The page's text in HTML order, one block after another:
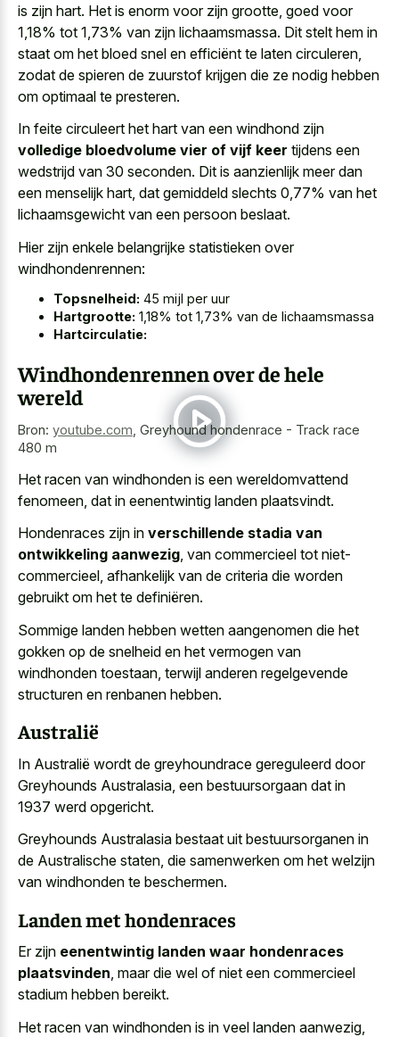
is zijn hart. Het is enorm voor zijn grootte, goed voor
1,18% tot 1,73% van zijn lichaamsmassa. Dit stelt hem in
staat om het bloed snel en efficiënt te laten circuleren,
zodat de spieren de zuurstof krijgen die ze nodig hebben
om optimaal te presteren.
In feite circuleert het hart van een windhond zijn
volledige bloedvolume vier of vijf keer tijdens een
wedstrijd van 30 seconden. Dit is aanzienlijk meer dan
een menselijk hart, dat gemiddeld slechts 0,77% van het
lichaamsgewicht van een persoon beslaat.
Hier zijn enkele belangrijke statistieken over
windhondenrennen:
Topsnelheid: 45 mijl per uur
Hartgrootte: 1,18% tot 1,73% van de lichaamsmassa
Hartcirculatie:
Windhondenrennen over de hele
wereld
Bron: youtube.com Greyhound hondenrace - Track race
480 m
Het racen van windhonden is een wereldomvattend
fenomeen, dat in eenentwintig landen plaatsvindt.
Hondenraces zijn in verschillende stadia van
ontwikkeling aanwezig, van commercieel tot niet-
commercieel, afhankelijk van de criteria die worden
gebruikt om het te definiëren.
Sommige landen hebben wetten aangenomen die het
gokken op de snelheid en het vermogen van
windhonden toestaan, terwijl anderen regelgevende
structuren en renbanen hebben.
Australië
In Australië wordt de greyhoundrace gereguleerd door
Greyhounds Australasia, een bestuursorgaan dat in
1937 werd opgericht.
Greyhounds Australasia bestaat uit bestuursorganen in
de Australische staten, die samenwerken om het welzijn
van windhonden te beschermen.
Landen met hondenraces
Er zijn eenentwintig landen waar hondenraces
plaatsvinden, maar die wel of niet een commercieel
stadium hebben bereikt.
Het racen van windhonden is in veel landen aanwezig,